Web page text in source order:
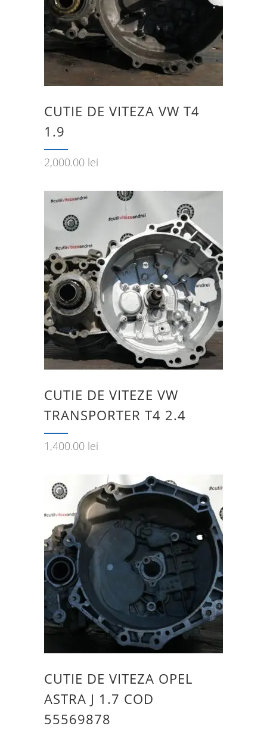
CUTIE DE VITEZA VW T4
1.9
2,000.00 lei
CUTIE DE VITEZE VW
TRANSPORTER T4 2.4
1,400.00 lei
CUTIE DE VITEZA OPEL
ASTRA J 1.7 COD
55569878